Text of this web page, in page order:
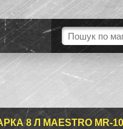
8 Л MAESTRO MR-